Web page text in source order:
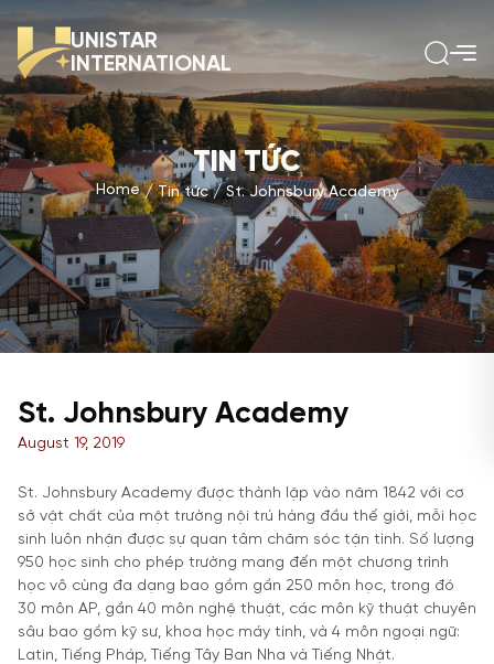
UNISTAR
INTERNATIONAL
TIN TỨC
Home Tin tức St. Johnsbury Academy
St. Johnsbury Academy
August 19, 2019
St. Johnsbury Academy được thành lập vào năm 1842 với cơ
sở vật chất của một trường nội trú hàng đầu thế giới, mỗi học
sinh luôn nhận được sự quan tâm chăm sóc tận tình. Số lượng
950 học sinh cho phép trường mang đến một chương trình
học vô cùng đa dạng bao gồm gần 250 môn học, trong đó
30 môn AP, gần 40 môn nghệ thuật, các môn kỹ thuật chuyên
sâu bao gồm kỹ sư, khoa học máy tính, và 4 môn ngoại ngữ:
Latin, Tiếng Pháp, Tiếng Tây Ban Nha và Tiếng Nhật.